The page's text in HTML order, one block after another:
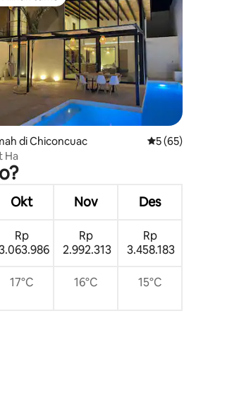
dari 5, 18 ulasan
tamu terpopuler
di Chiconcuac Nilai rata-rata 5
5 (65)
Ha
Okt Nov Des
Rp
Rp
2.992.313
Rp
3.458.183
17°C 16°C 15°C